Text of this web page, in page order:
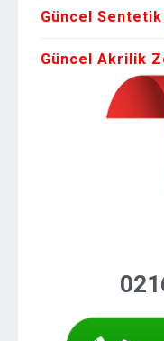
Güncel Sentetik
Güncel Akrilik